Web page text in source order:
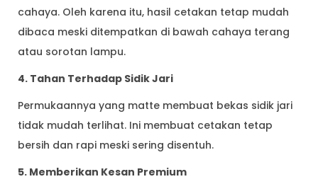
cahaya. Oleh karena itu, hasil cetakan tetap mudah
dibaca meski ditempatkan di bawah cahaya terang
atau sorotan lampu.
4. Tahan Terhadap Sidik Jari
Permukaannya yang matte membuat bekas sidik jari
tidak mudah terlihat. Ini membuat cetakan tetap
bersih dan rapi meski sering disentuh.
5. Memberikan Kesan Premium